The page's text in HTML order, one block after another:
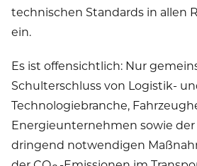
technischen Standards in allen
ein.
Es ist offensichtlich: Nur
Schulterschluss von Logistik-
Technologiebranche,
Energieunternehmen sowie
dringend notwendigen